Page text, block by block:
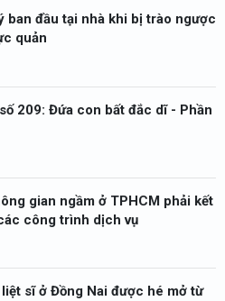
ban đầu tại nhà khi bị trào ngược
quản
209: Đứa con bất đắc dĩ - Phần
gian ngầm ở TPHCM phải kết
công trình dịch vụ
liệt sĩ ở Đồng Nai được hé mở từ